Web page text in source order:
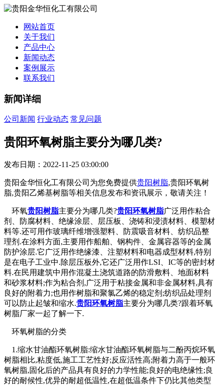
网站首页
关于我们
产品中心
新闻动态
案例展示
联系我们
新闻详细
公司新闻 行业动态 常见问题
贵阳环氧树脂主要分为哪几类?
发布日期：2022-11-25 03:00:00
贵阳金华恒化工有限公司为您免费提供贵阳树脂,贵阳环氧树
脂,贵阳乙烯基树脂等相关信息发布和资讯展示，敬请关注！
环氧贵阳树脂主要分为哪几类?贵阳环氧树脂广泛用作粘合
剂、防腐材料、绝缘涂层、层压板、浇铸和浸渍材料、模塑材
料等.还可用作玻璃纤维增强塑料、防震吸音材料、纺织品整
理剂.在涂料方面,主要用作船舶、钢构件、金属容器等的金属
防护涂层.它广泛用作绝缘漆、注塑材料和电器成型材料,特别
是在电子工业中.除层压板外,它还广泛用作LSI、IC等的密封材
料.在民用建筑中用作混凝土浇筑道路的防滑敷料、地面材料
和砂浆材料;作为粘合剂,广泛用于粘接金属和非金属材料,具有
良好的附着力;也用作树脂和聚氯乙烯的稳定剂;纺织品处理剂
可以防止起皱和缩水.贵阳环氧树脂主要分为哪几类?跟着环氧
树脂厂家一起了解一下.
环氧树脂的分类
1.缩水甘油酯环氧树脂:缩水甘油酯环氧树脂与二酚丙烷环氧
树脂相比,粘度低,施工工艺性好;反应活性高;附着力高于一般环
氧树脂,固化后的产品具有良好的力学性能;良好的电绝缘性;良
好的耐候性,优异的耐超低温性,在超低温条件下仍比其他类型